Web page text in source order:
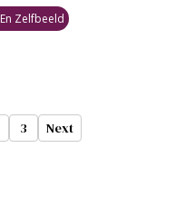
Zelfbeeld
3 Next